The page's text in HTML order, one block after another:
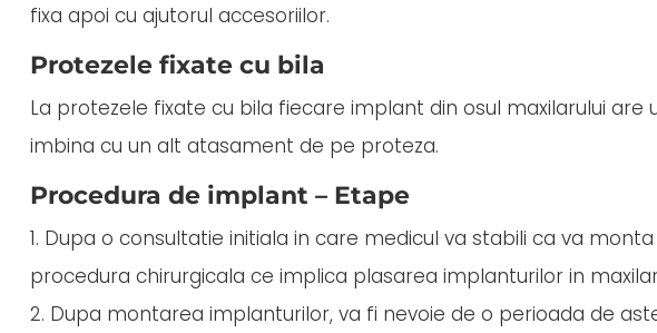
fixa apoi cu ajutorul accesoriilor.
Protezele fixate cu bila
La protezele fixate cu bila fiecare implant din osul maxilarului
imbina cu un alt atasament de pe proteza.
Procedura de implant – Etape
1. Dupa o consultatie initiala in care medicul va stabili ca va
procedura chirurgicala ce implica plasarea implanturilor in
2. Dupa montarea implanturilor, va fi nevoie de o perioada de